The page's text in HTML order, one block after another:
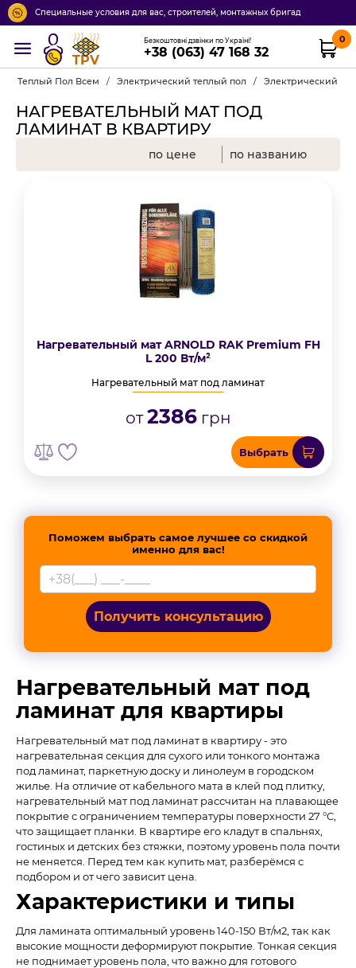
Специальные условия для вас, строителей, монтажных бригад
TPV
Безкоштовні дзвінки по Україні!
+38 (063) 47 168 32
0
Теплый Пол Всем / Электрический теплый пол / Электрический
НАГРЕВАТЕЛЬНЫЙ МАТ ПОД
ЛАМИНАТ В КВАРТИРУ
по цене по названию
Нагревательный мат ARNOLD RAK Premium FH
L 200 Вт/м²
Нагревательный мат под ламинат
от2386грн
Выбрать
Поможем выбрать самое лучшее со скидкой
именно для вас!
Получить консультацию
Нагревательный мат под
ламинат для квартиры
Нагревательный мат под ламинат в квартиру - это
нагревательная секция для сухого или тонкого монтажа
под ламинат, паркетную доску и линолеум в городском
жилье. На отличие от кабельного мата в клей под плитку,
нагревательный мат под ламинат рассчитан на плавающее
покрытие с ограничением температуры поверхности 27 °C,
что защищает планки. В квартире его кладут в спальнях,
гостиных и детских без стяжки, поэтому уровень пола почти
не меняется. Перед тем как купить мат, разберёмся с
подбором и от чего зависит цена.
Характеристики и типы
Для ламината оптимальный уровень 140-150 Вт/м2, так как
высокие мощности деформируют покрытие. Тонкая секция
не поднимает уровень пола, что важно для готового